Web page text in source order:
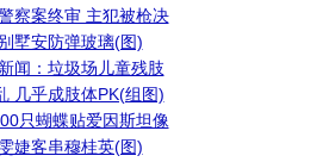
察案终审 主犯被枪决
墅安防弹玻璃(图)
闻：垃圾场儿童残肢
几乎成肢体PK(组图)
只蝴蝶贴爱因斯坦像
婕客串穆桂英(图)